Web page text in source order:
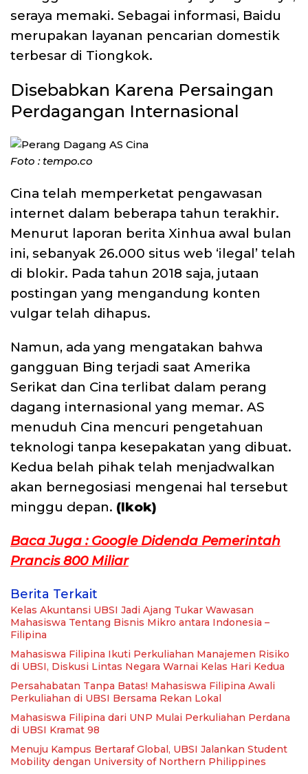
seraya memaki. Sebagai informasi, Baidu
merupakan layanan pencarian domestik
terbesar di Tiongkok.
Disebabkan Karena Persaingan
Perdagangan Internasional
Foto : tempo.co
Cina telah memperketat pengawasan
internet dalam beberapa tahun terakhir.
Menurut laporan berita Xinhua awal bulan
ini, sebanyak 26.000 situs web ‘ilegal’ telah
di blokir. Pada tahun 2018 saja, jutaan
postingan yang mengandung konten
vulgar telah dihapus.
Namun, ada yang mengatakan bahwa
gangguan Bing terjadi saat Amerika
Serikat dan Cina terlibat dalam perang
dagang internasional yang memar. AS
menuduh Cina mencuri pengetahuan
teknologi tanpa kesepakatan yang dibuat.
Kedua belah pihak telah menjadwalkan
akan bernegosiasi mengenai hal tersebut
minggu depan. (Ikok)
Baca Juga : Google Didenda Pemerintah
Prancis 800 Miliar
Berita Terkait
Kelas Akuntansi UBSI Jadi Ajang Tukar Wawasan
Mahasiswa Tentang Bisnis Mikro antara Indonesia –
Filipina
Mahasiswa Filipina Ikuti Perkuliahan Manajemen Risiko
di UBSI, Diskusi Lintas Negara Warnai Kelas Hari Kedua
Persahabatan Tanpa Batas! Mahasiswa Filipina Awali
Perkuliahan di UBSI Bersama Rekan Lokal
Mahasiswa Filipina dari UNP Mulai Perkuliahan Perdana
di UBSI Kramat 98
Menuju Kampus Bertaraf Global, UBSI Jalankan Student
Mobility dengan University of Northern Philippines